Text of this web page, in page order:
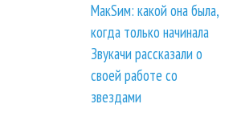
МакSим: какой она была,
когда только начинала
Звукачи рассказали о
своей работе со
звездами